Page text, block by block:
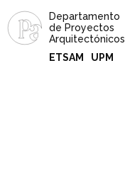
Departamento
de Proyectos
Arquitectónicos
ETSAM
UPM